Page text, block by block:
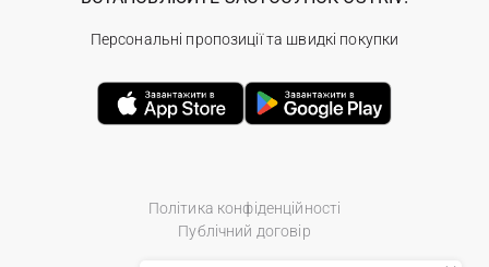
Політика конфіденційності
Публічний договір
Персональні пропозиції та швидкі покупки